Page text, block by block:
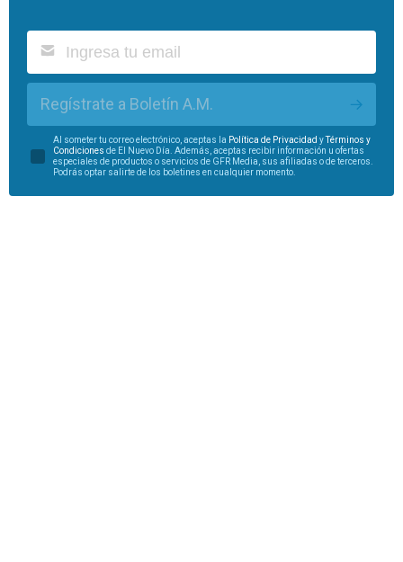
Regístrate a Boletín A.M.
Al someter tu correo electrónico, aceptas la Política de Privacidad yTérminos y
Condiciones de El Nuevo Día. Además, aceptas recibir información u ofertas
especiales de productos o servicios de GFR Media, sus afiliadas o de terceros.
Podrás optar salirte de los boletines en cualquier momento.